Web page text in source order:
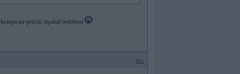
tur precizi atpakaļ nedabusi
#12